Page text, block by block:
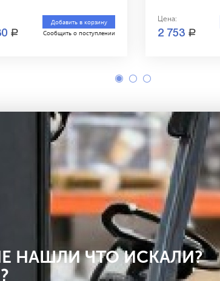
a
Добавить в корзину
Сообщить о поступлении
Цена:
2 753 a
НАШЛИ ЧТО ИСКАЛИ?